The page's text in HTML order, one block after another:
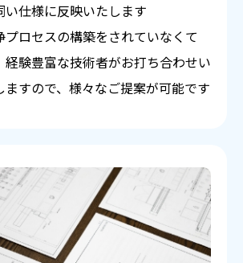
い仕様に反映いたします
プロセスの構築をされていなくて
経験豊富な技術者がお打ち合わせい
ますので、様々なご提案が可能です